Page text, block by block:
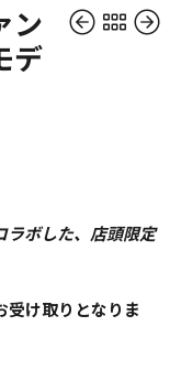
は
¥13,750
し
た。
格
は
で
す。
は
¥7,920
し
た。
格
は
で
す。
ン
デ
ラボした、店頭限定
受け取りとなりま